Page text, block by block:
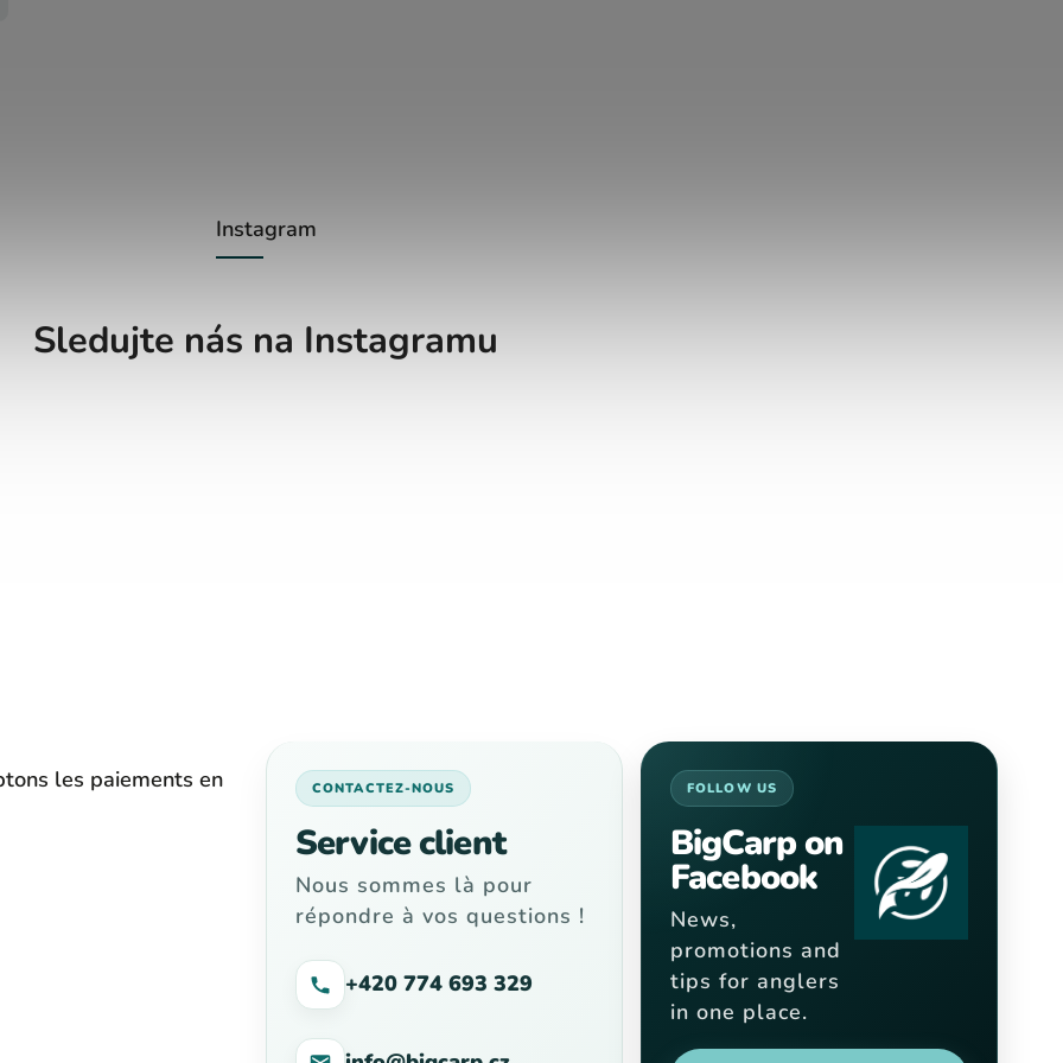
Instagram
Sledujte nás na Instagramu
les paiements en
CONTACTEZ-NOUS
Service client
Nous sommes là pour
répondre à vos questions !
+420 774 693 329
FOLLOW US
BigCarp on
Facebook
News,
promotions and
tips for anglers
in one place.